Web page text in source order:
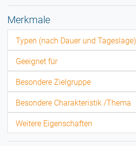
Merkmale
Typen (nach Dauer und Tageslage)
Geeignet für
Besondere Zielgruppe
Besondere Charakteristik /Thema
Weitere Eigenschaften